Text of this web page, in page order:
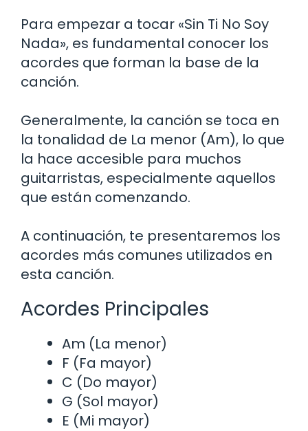
Para empezar a tocar «Sin Ti No Soy
Nada», es fundamental conocer los
acordes que forman la base de la
canción.
Generalmente, la canción se toca en
la tonalidad de La menor (Am), lo que
la hace accesible para muchos
guitarristas, especialmente aquellos
que están comenzando.
A continuación, te presentaremos los
acordes más comunes utilizados en
esta canción.
Acordes Principales
Am (La menor)
F (Fa mayor)
C (Do mayor)
G (Sol mayor)
E (Mi mayor)